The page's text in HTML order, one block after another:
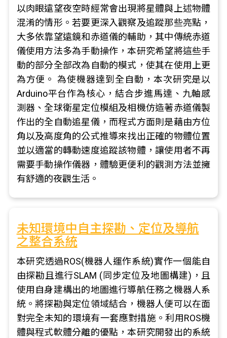
以肉眼遠望夜空時經常會出現將星體與上述物體
混淆的情形。若要更深入觀察及追蹤那些亮點，
大多依靠望遠鏡和赤道儀的輔助，其中傳統赤道
儀使用方法多為手動操作，本研究希望將這些手
動的部分全部改為自動的模式，使其在使用上更
為方便。 為使機器達到全自動，本次研究是以
Arduino平台作為核心，結合步進馬達、九軸感
測器、全球衛星定位模組及相機仿造著赤道儀製
作出的全自動追星儀，而程式方面則是藉由方位
角以及高度角的公式推導來找出正確的物體位置
並以適當的轉動速度追蹤該物體，讓使用者不再
需要手動操作儀器，體驗更便利的觀測方法並擁
有舒適的夜觀生活。
未知環境中自主探勘、定位及導航
之整合系統
本研究透過ROS(機器人運作系統)實作一個能自
由探勘且進行SLAM (同步定位及地圖構建)，且
使用自身建構出的地圖進行導航任務之機器人系
統。將探勘與定位領域結合，機器人便可以在面
對完全未知的環境有一套應對措施。利用ROS機
體與程式軟體分離的優點，本研究開發出的系統